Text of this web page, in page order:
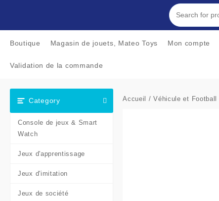
Boutique Magasin de jouets, Mateo Toys Mon compte
Validation de la commande
Category
Console de jeux & Smart
Watch
Jeux d'apprentissage
Jeux d'imitation
Jeux de société
Accueil /Véhicule et Football